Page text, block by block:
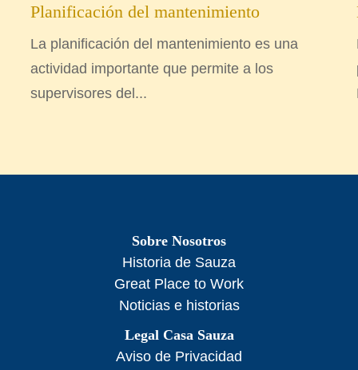
Planificación del mantenimiento
La planificación del mantenimiento es una
actividad importante que permite a los
supervisores del...
Sobre Nosotros
Historia de Sauza
Great Place to Work
Noticias e historias
Legal Casa Sauza
Aviso de Privacidad